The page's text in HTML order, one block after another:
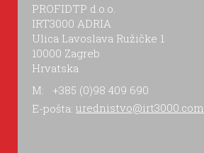
PROFIDTP d.o.o.
IRT3000 ADRIA
Ulica Lavoslava Ružičke 1
10000 Zagreb
Hrvatska
M: +385 (0)98 409 690
E-pošta: urednistvo@irt3000.com